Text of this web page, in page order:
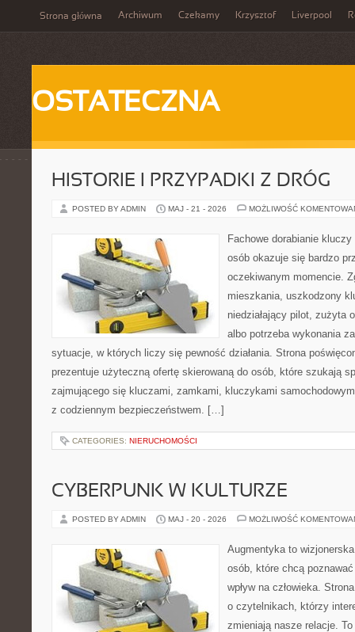
Strona główna Archiwum Czekamy Krzysztof Liverpool
OSTATECZNA
HISTORIE I PRZYPADKI Z DRÓG
POSTED BY ADMIN MAJ - 21 - 2026 MOŻLIWOŚĆ
Fachowe dorabianie
osób okazuje się bardzo
oczekiwanym momencie.
mieszkania, uszkodzony
niedziałający pilot, zużyta
albo potrzeba wykonania
sytuacje, w których liczy się pewność działania. Strona
prezentuje użyteczną ofertę skierowaną do osób, które szukają
zajmującego się kluczami, zamkami, kluczykami
z codziennym bezpieczeństwem. […]
CATEGORIES: NIERUCHOMOŚCI
CYBERPUNK W KULTURZE
POSTED BY ADMIN MAJ - 20 - 2026 MOŻLIWOŚĆ
Augmentyka to
osób, które chcą
wpływ na człowieka.
o czytelnikach, którzy
zmieniają nasze relacje.